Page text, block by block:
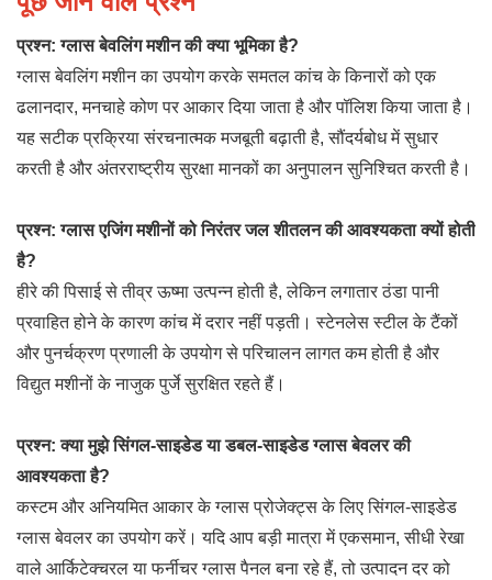
प्रश्न: ग्लास बेवलिंग मशीन की क्या भूमिका है?
ग्लास बेवलिंग मशीन का उपयोग करके समतल कांच के किनारों को एक
ढलानदार, मनचाहे कोण पर आकार दिया जाता है और पॉलिश किया जाता है।
यह सटीक प्रक्रिया संरचनात्मक मजबूती बढ़ाती है, सौंदर्यबोध में सुधार
करती है और अंतरराष्ट्रीय सुरक्षा मानकों का अनुपालन सुनिश्चित करती है।
प्रश्न: ग्लास एजिंग मशीनों को निरंतर जल शीतलन की आवश्यकता क्यों होती
है?
हीरे की पिसाई से तीव्र ऊष्मा उत्पन्न होती है, लेकिन लगातार ठंडा पानी
प्रवाहित होने के कारण कांच में दरार नहीं पड़ती। स्टेनलेस स्टील के टैंकों
और पुनर्चक्रण प्रणाली के उपयोग से परिचालन लागत कम होती है और
विद्युत मशीनों के नाजुक पुर्जे सुरक्षित रहते हैं।
प्रश्न: क्या मुझे सिंगल-साइडेड या डबल-साइडेड ग्लास बेवलर की
आवश्यकता है?
कस्टम और अनियमित आकार के ग्लास प्रोजेक्ट्स के लिए सिंगल-साइडेड
ग्लास बेवलर का उपयोग करें। यदि आप बड़ी मात्रा में एकसमान, सीधी रेखा
वाले आर्किटेक्चरल या फर्नीचर ग्लास पैनल बना रहे हैं, तो उत्पादन दर को